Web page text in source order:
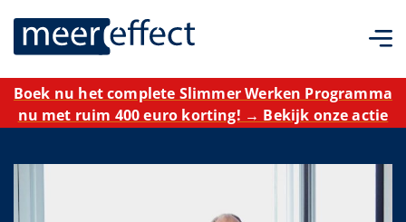
Boek nu het complete Slimmer Werken Programma
nu met ruim 400 euro korting! → Bekijk onze actie